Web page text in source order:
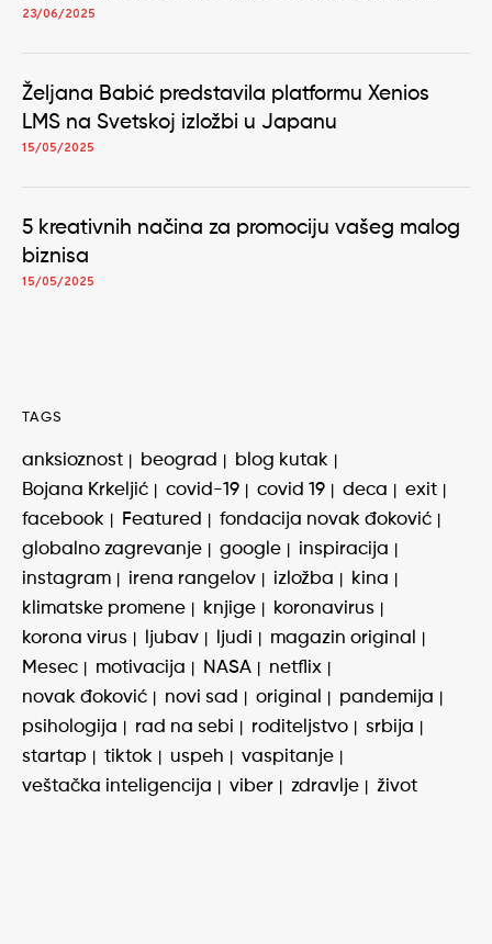
23/06/2025
Željana Babić predstavila platformu Xenios
LMS na Svetskoj izložbi u Japanu
15/05/2025
5 kreativnih načina za promociju vašeg malog
biznisa
15/05/2025
TAGS
anksioznost beograd
blog kutak
Bojana Krkeljić
covid-19 covid 19 deca
exit
facebook
Featured
fondacija novak đoković
globalno zagrevanje
google
inspiracija
instagram
irena rangelov izložba
kina
klimatske promene
knjige
koronavirus
korona virus
ljubav ljudi
magazin original
Mesec
motivacija NASA
netflix
novak đoković
novi sad original
pandemija
psihologija
rad na sebi roditeljstvo
srbija
startap
tiktok uspeh
vaspitanje
veštačka inteligencija
viber zdravlje život